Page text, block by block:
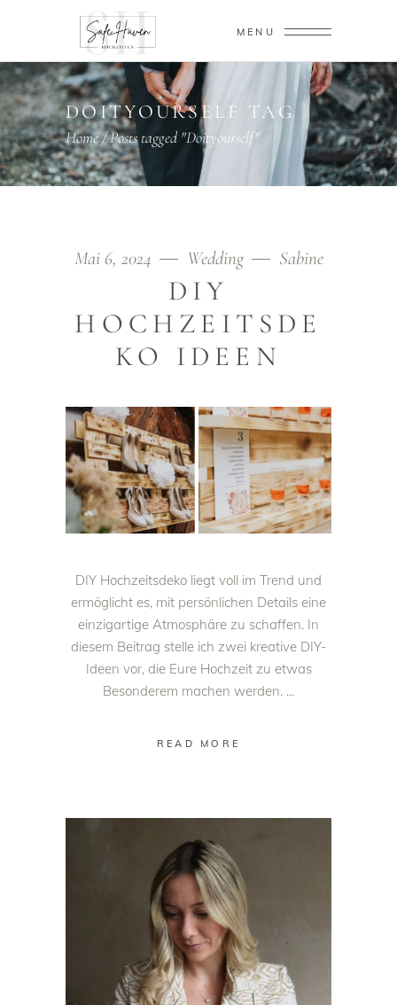
MENU
DOITYOURSELF TAG
Home/Posts tagged "Doityourself"
Mai 6, 2024 Wedding Sabine
DIY
HOCHZEITSDE
KO IDEEN
DIY Hochzeitsdeko liegt voll im Trend und
ermöglicht es, mit persönlichen Details eine
einzigartige Atmosphäre zu schaffen. In
diesem Beitrag stelle ich zwei kreative DIY-
Ideen vor, die Eure Hochzeit zu etwas
Besonderem machen werden.
READ MORE